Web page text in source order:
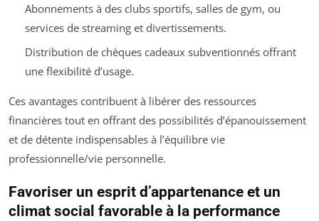
Abonnements à des clubs sportifs, salles de gym, ou
services de streaming et divertissements.
Distribution de chèques cadeaux subventionnés offrant
une flexibilité d’usage.
Ces avantages contribuent à libérer des ressources
financières tout en offrant des possibilités d’épanouissement
et de détente indispensables à l’équilibre vie
professionnelle/vie personnelle.
Favoriser un esprit d’appartenance et un
climat social favorable à la performance